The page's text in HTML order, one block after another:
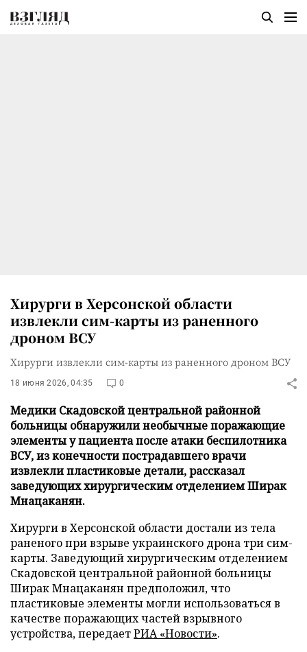
Хирурги в Херсонской области
извлекли сим-карты из раненного
дроном ВСУ
Хирурги извлекли сим-карты из раненного дроном ВСУ
18 июня 2026, 04:35 0
Медики Скадовской центральной районной
больницы обнаружили необычные поражающие
элементы у пациента после атаки беспилотника
ВСУ, из конечности пострадавшего врачи
извлекли пластиковые детали, рассказал
заведующих хирургическим отделением Ширак
Мнацаканян.
Хирурги в Херсонской области достали из тела
раненого при взрыве украинского дрона три сим-
карты. Заведующий хирургическим отделением
Скадовской центральной районной больницы
Ширак Мнацаканян предположил, что
пластиковые элементы могли использоваться в
качестве поражающих частей взрывного
устройства, передаетРИА «Новости».